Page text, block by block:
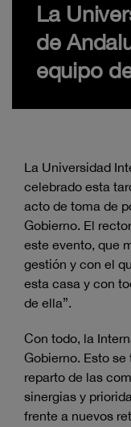
La
de
equipo
La Universidad
celebrado esta
acto de toma de
Gobierno. El
este evento, que
gestión y con el
esta casa y con
de ella”.
Con todo, la
Gobierno. Esto
reparto de las
sinergias y
frente a nuevos